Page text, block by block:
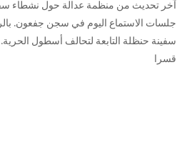
آخر تحديث من منظمة عدالة حول نشطاء سفينة حنظلة اليوم 28 جويلية 2025الساعة 9.30 صباحا بتوقيت القدس. ستعقد
جلسات الاستماع اليوم في سجن جفعون.
سفينة حنظلة التابعة لتحالف أسطول
قسرا